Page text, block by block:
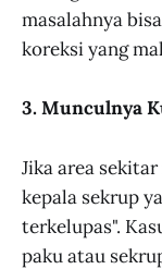
masalahnya
koreksi yang
3. Munculnya
Jika area
kepala sekrup
terkelupas".
paku atau